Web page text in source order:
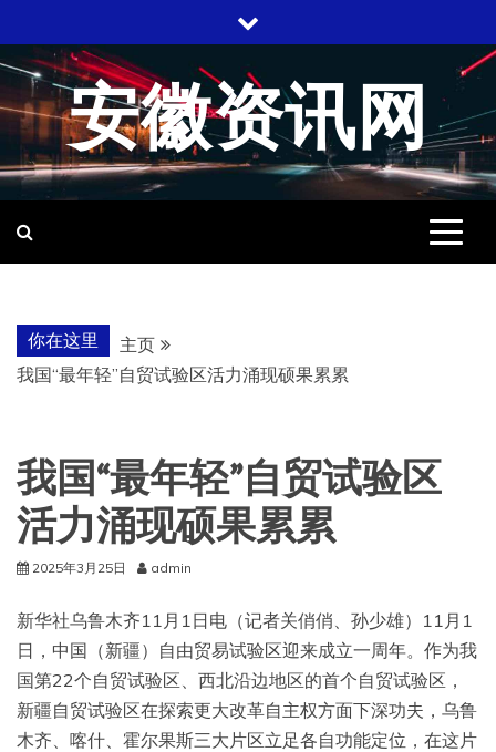
至
内
容
安徽资讯网
你在这里
主页
我国“最年轻”自贸试验区活力涌现硕果累累
我国“最年轻”自贸试验区
活力涌现硕果累累
2025年3月25日 admin
新华社乌鲁木齐11月1日电（记者关俏俏、孙少雄）11月1
日，中国（新疆）自由贸易试验区迎来成立一周年。作为我
国第22个自贸试验区、西北沿边地区的首个自贸试验区，
新疆自贸试验区在探索更大改革自主权方面下深功夫，乌鲁
木齐、喀什、霍尔果斯三大片区立足各自功能定位，在这片